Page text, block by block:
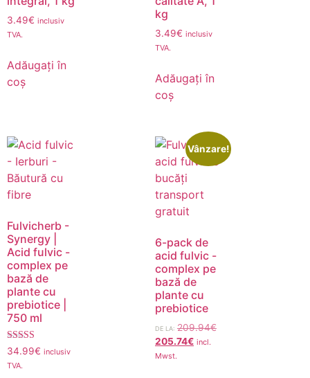
3.49€ inclusiv
TVA.
Adăugați în
coș
kg
3.49€ inclusiv
TVA.
Adăugați în
coș
Fulvicherb -
Synergy |
Acid fulvic -
complex pe
bază de
plante cu
prebiotice |
750 ml
Evaluat
4.89
din 5
34.99€ inclusiv
TVA.
Vânzare!
6-pack de
acid fulvic -
complex pe
bază de
plante cu
prebiotice
DE LA: 209.94€
205.74€ incl.
Mwst.